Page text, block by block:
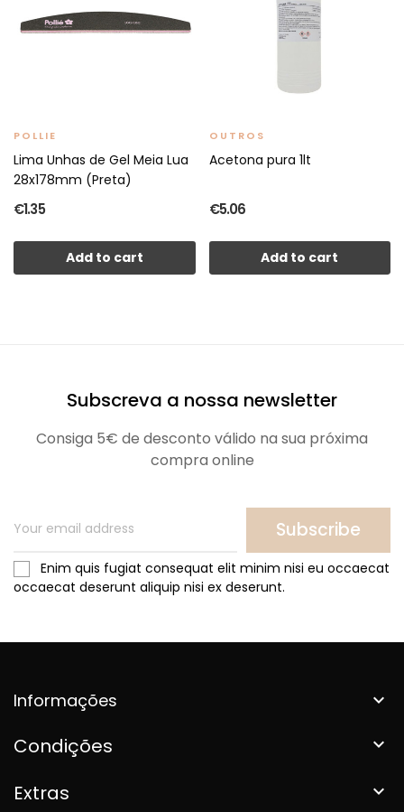
POLLIE
Lima Unhas de Gel Meia Lua
28x178mm (Preta)
€1.35
Add to cart
OUTROS
Acetona pura 1lt
€5.06
Add to cart
Subscreva a nossa newsletter
Consiga 5€ de desconto válido na sua próxima
compra online
Subscribe
Enim quis fugiat consequat elit minim nisi eu occaecat
occaecat deserunt aliquip nisi ex deserunt.
Informações 
Condições 
Extras 